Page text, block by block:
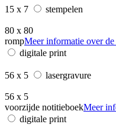
15 x 7 stempelen
80 x 80
rompMeer informatie over
digitale print
56 x 5 lasergravure
56 x 5
voorzijde notitieboekMeer
digitale print